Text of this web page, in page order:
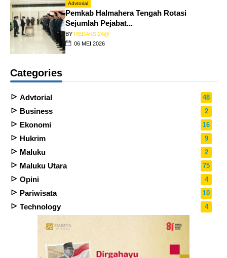
Advtorial
Pemkab Halmahera Tengah Rotasi
Sejumlah Pejabat...
BY REDAKSI24@
06 MEI 2026
Categories
Advtorial 48
Business 2
Ekonomi 16
Hukrim 9
Maluku 2
Maluku Utara 75
Opini 4
Pariwisata 10
Technology 4